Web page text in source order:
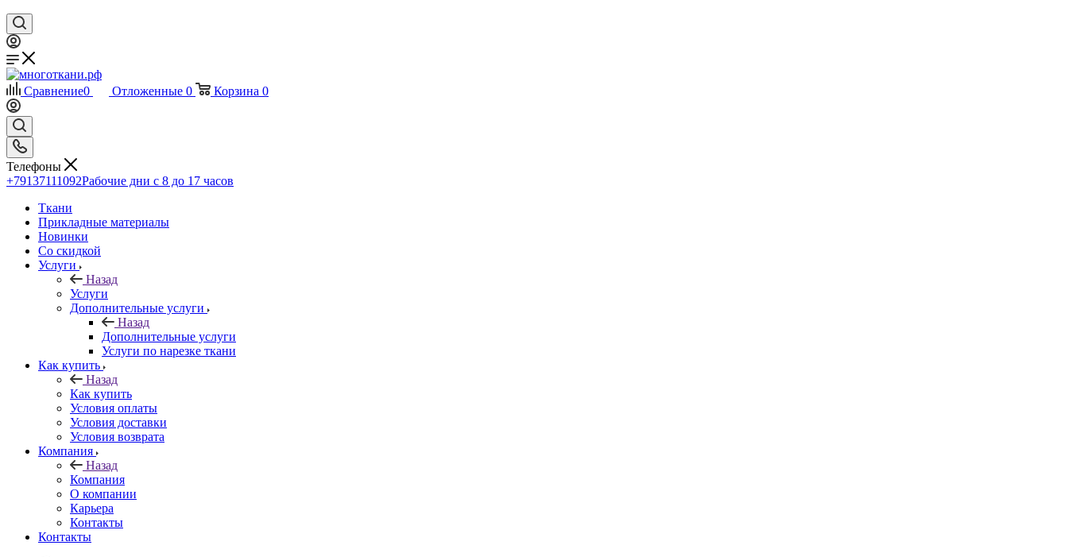
Сравнение0 Отложенные 0 Корзина 0
Телефоны
+79137111092Рабочие дни с 8 до 17 часов
Ткани
Прикладные материалы
Новинки
Со скидкой
Услуги
Назад
Услуги
Дополнительные услуги
Назад
Дополнительные услуги
Услуги по нарезке ткани
Как купить
Назад
Как купить
Условия оплаты
Условия доставки
Условия возврата
Компания
Назад
Компания
О компании
Карьера
Контакты
Контакты